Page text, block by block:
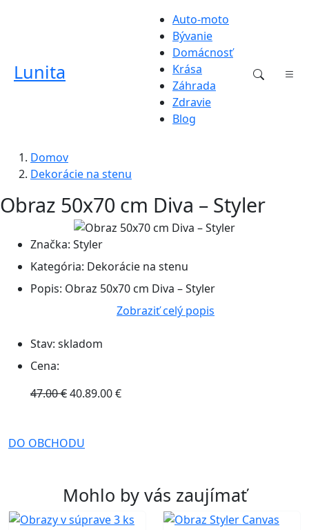
Lunita
Auto-moto
Bývanie
Domácnosť
Krása
Záhrada
Zdravie
Blog
Domov
Dekorácie na stenu
Obraz 50x70 cm Diva – Styler
Značka: Styler
Kategória: Dekorácie na stenu
Popis: Obraz 50x70 cm Diva – Styler
Zobraziť celý popis
Stav: skladom
Cena:
47.00 €40.89.00 €
DO OBCHODU
Mohlo by vás zaujímať